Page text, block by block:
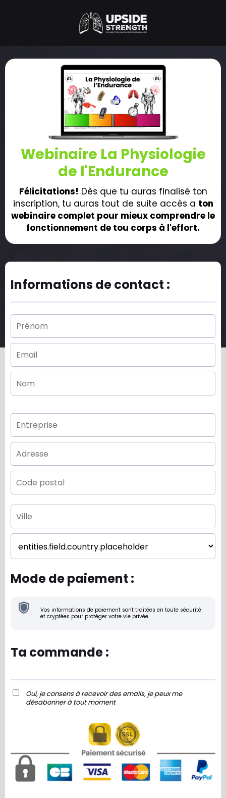
Webinaire La Physiologie
de l'Endurance
Félicitations! Dès que tu auras finalisé ton
inscription, tu auras tout de suite accès a ton
webinaire complet pour mieux comprendre le
fonctionnement de tou corps à l'effort.
Informations de contact :
Mode de paiement :
Vos informations de paiement sont traitées en toute sécurité
et cryptées pour protéger votre vie privée.
Ta commande :
Oui, je consens à recevoir des emails, je peux me
désabonner à tout moment